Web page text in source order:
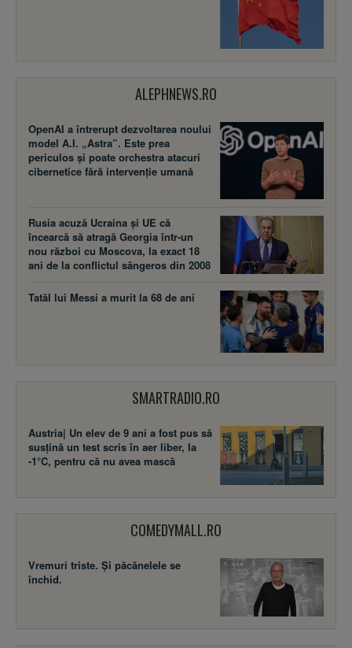
ALEPHNEWS.RO
OpenAI a întrerupt dezvoltarea noului
model A.I. „Astra”. Este prea
periculos și poate orchestra atacuri
cibernetice fără intervenție umană
Rusia acuză Ucraina şi UE că
încearcă să atragă Georgia într-un
nou război cu Moscova, la exact 18
ani de la conflictul sângeros din 2008
Tatăl lui Messi a murit la 68 de ani
SMARTRADIO.RO
Austria| Un elev de 9 ani a fost pus să
susţină un test scris în aer liber, la
-1°C, pentru că nu avea mască
COMEDYMALL.RO
Vremuri triste. Şi păcănelele se
închid.